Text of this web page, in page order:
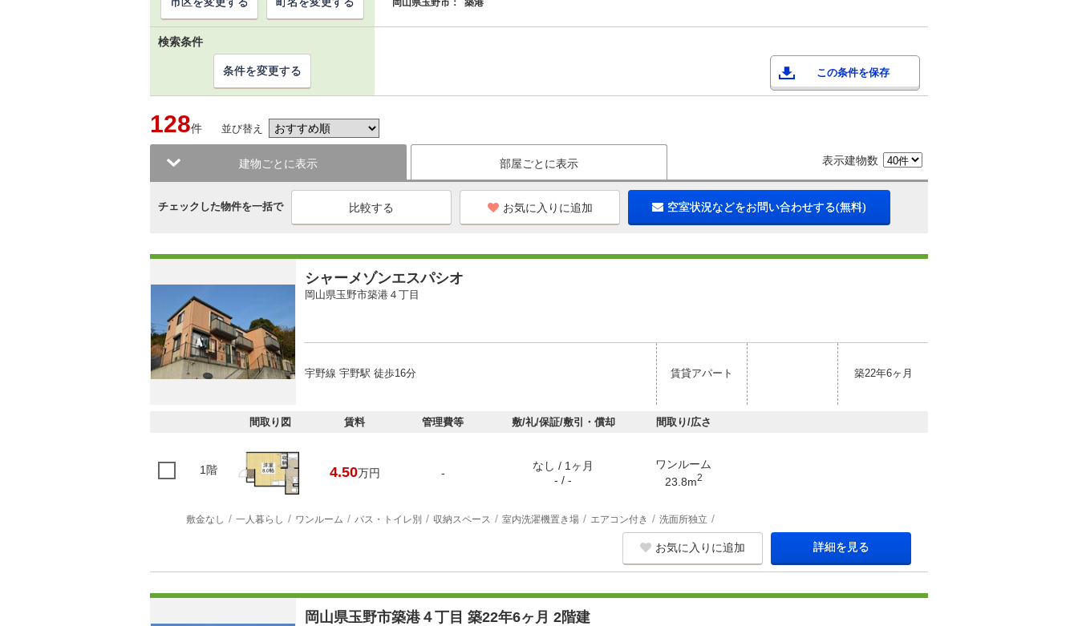
岡山県玉野市：
築港
検索条件
この条件を保存
条件を変更する
128件 並び替え
建物ごとに表示 部屋ごとに表示 表示建物数
チェックした物件を一括で お気に入りに追加 空室状況などをお問い合わせする(無料)
シャーメゾンエスパシオ
岡山県玉野市築港４丁目
宇野線 宇野駅 徒歩16分 賃貸アパート 築22年6ヶ月
間取り図 賃料 管理費等 敷/礼/保証/敷引・償却 間取り/広さ
1階 4.50万円 -
なし / 1ヶ月
- / -
ワンルーム
23.8m2
敷金なし 一人暮らし ワンルーム バス・トイレ別 収納スペース 室内洗濯機置き場 エアコン付き 洗面所独立
お気に入りに追加 詳細を見る
岡山県玉野市築港４丁目 築22年6ヶ月 2階建